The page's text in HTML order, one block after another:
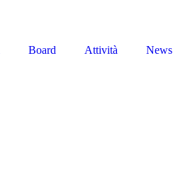
Board Attività News